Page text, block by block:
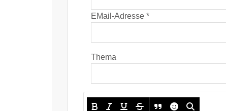
EMail-Adresse *
Thema